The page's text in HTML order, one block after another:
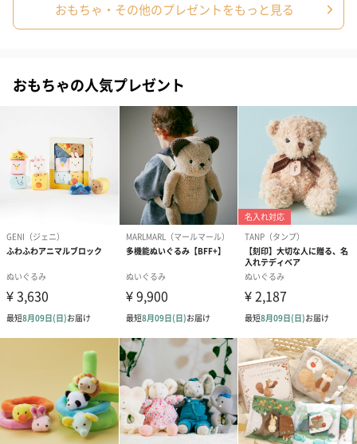
包装紙
短冊のし
商品の形質上、短冊型の熨斗紙で対応させていただいておりま
す。
いずれかの商品1つに短冊のしを付けてお届けします。
おもちゃ・その他のプレゼントをもっと見る
おもちゃの人気プレゼント